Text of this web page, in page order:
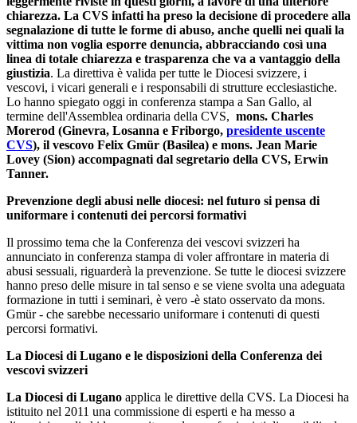
chiarezza. La CVS infatti ha preso la decisione di procedere alla
segnalazione di tutte le forme di abuso, anche quelli nei quali la
vittima non voglia esporre denuncia, abbracciando così una
linea di totale chiarezza e trasparenza che va a vantaggio della
giustizia. La direttiva è valida per tutte le Diocesi svizzere, i
vescovi, i vicari generali e i responsabili di strutture ecclesiastiche.
Lo hanno spiegato oggi in conferenza stampa a San Gallo, al
termine dell'Assemblea ordinaria della CVS, mons. Charles
Morerod (Ginevra, Losanna e Friborgo, presidente uscente
CVS), il vescovo Felix Gmür (Basilea) e mons. Jean Marie
Lovey (Sion) accompagnati dal segretario della CVS, Erwin
Tanner.
Prevenzione degli abusi nelle diocesi: nel futuro si pensa di
uniformare i contenuti dei percorsi formativi
Il prossimo tema che la Conferenza dei vescovi svizzeri ha
annunciato in conferenza stampa di voler affrontare in materia di
abusi sessuali, riguarderà la prevenzione. Se tutte le diocesi svizzere
hanno preso delle misure in tal senso e se viene svolta una adeguata
formazione in tutti i seminari, è vero -è stato osservato da mons.
Gmür - che sarebbe necessario uniformare i contenuti di questi
percorsi formativi.
La Diocesi di Lugano e le disposizioni della Conferenza dei
vescovi svizzeri
La Diocesi di Lugano applica le direttive della CVS. La Diocesi ha
istituito nel 2011 una commissione di esperti e ha messo a